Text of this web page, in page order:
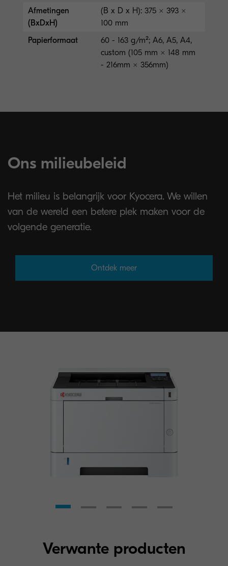
Afmetingen
(BxDxH)
(B x D x H): 375 × 393 ×
100 mm
Papierformaat
60 - 163 g/m²; A6, A5, A4,
custom (105 mm × 148 mm
- 216mm × 356mm)
Ons milieubeleid
Het milieu is belangrijk voor Kyocera. We willen
van de wereld een betere plek maken voor de
volgende generatie.
Ontdek meer
Verwante producten